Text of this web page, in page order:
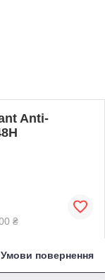
Anti-
₴
Умови повернення